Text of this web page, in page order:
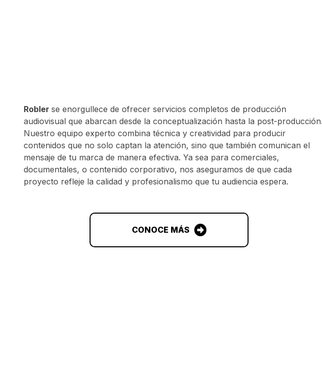
Robler se enorgullece de ofrecer servicios completos de producción
audiovisual que abarcan desde la conceptualización hasta la post-producción.
Nuestro equipo experto combina técnica y creatividad para producir
contenidos que no solo captan la atención, sino que también comunican el
mensaje de tu marca de manera efectiva. Ya sea para comerciales,
documentales, o contenido corporativo, nos aseguramos de que cada
proyecto refleje la calidad y profesionalismo que tu audiencia espera.
CONOCE MÁS